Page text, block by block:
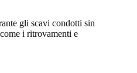
gli scavi condotti sin
i ritrovamenti e